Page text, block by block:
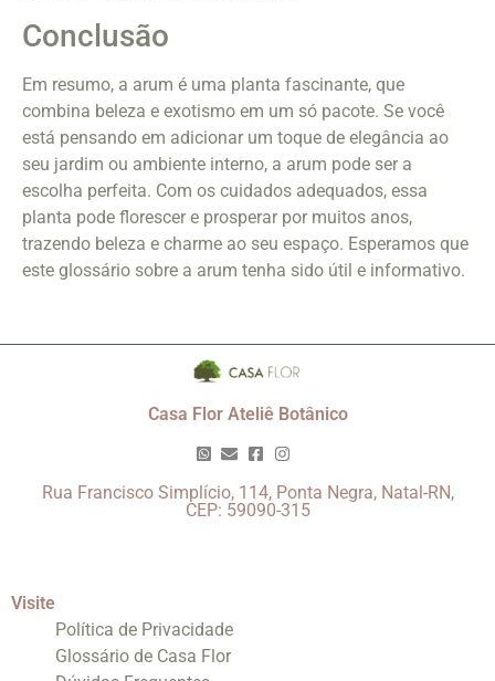
Conclusão
Em resumo, a arum é uma planta fascinante, que
combina beleza e exotismo em um só pacote. Se você
está pensando em adicionar um toque de elegância ao
seu jardim ou ambiente interno, a arum pode ser a
escolha perfeita. Com os cuidados adequados, essa
planta pode florescer e prosperar por muitos anos,
trazendo beleza e charme ao seu espaço. Esperamos que
este glossário sobre a arum tenha sido útil e informativo.
Casa Flor Ateliê Botânico
Rua Francisco Simplício, 114, Ponta Negra, Natal-RN,
CEP: 59090-315
Visite
Política de Privacidade
Glossário de Casa Flor